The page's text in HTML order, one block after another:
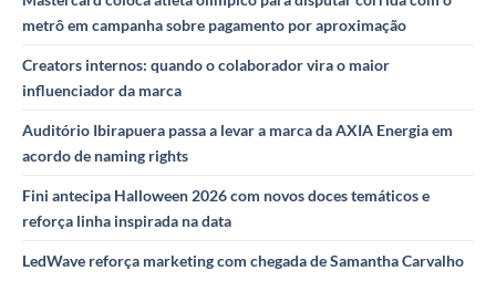
metrô em campanha sobre pagamento por aproximação
Creators internos: quando o colaborador vira o maior
influenciador da marca
Auditório Ibirapuera passa a levar a marca da AXIA Energia em
acordo de naming rights
Fini antecipa Halloween 2026 com novos doces temáticos e
reforça linha inspirada na data
LedWave reforça marketing com chegada de Samantha Carvalho